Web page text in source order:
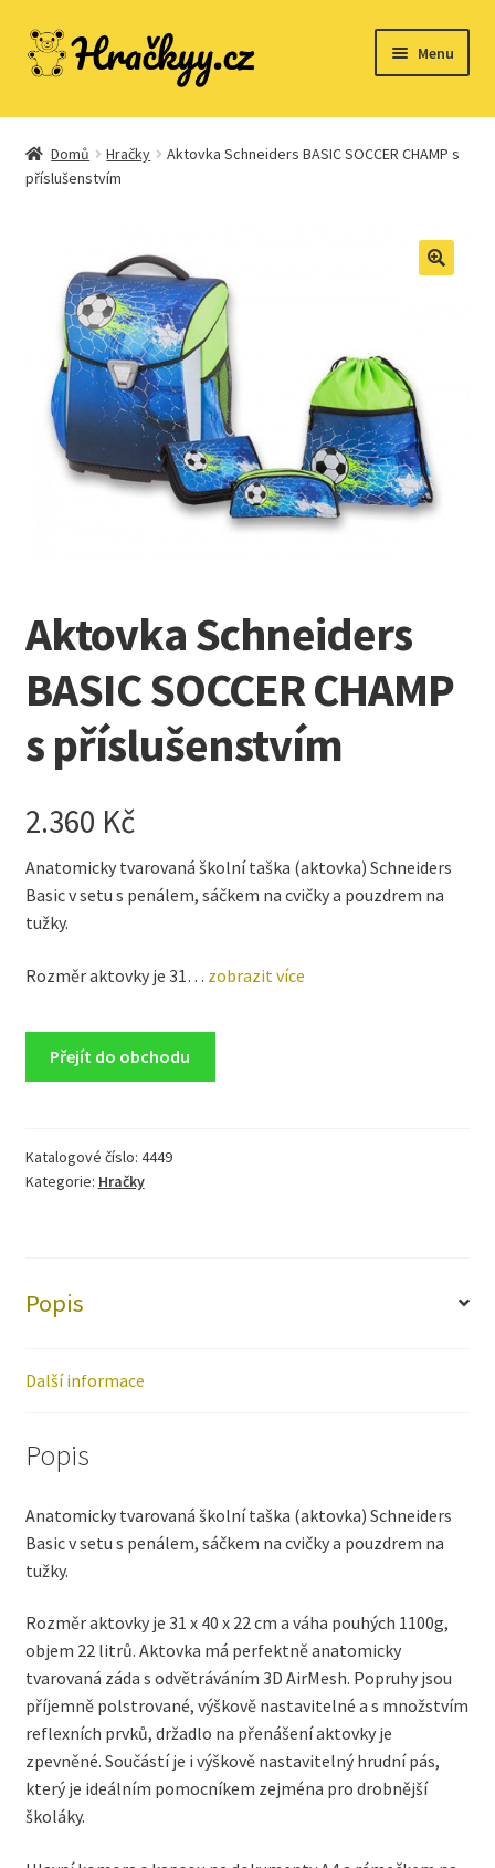
Přeskočit
na
Přejít
k
webu
Menu
Společenské hry
Stavebnice
Kreativní tvoření
Expand
child
Domů Hračky
Aktovka Schneiders BASIC SOCCER CHAMP s
příslušenstvím
Aktovka Schneiders
BASIC SOCCER CHAMP
s příslušenstvím
2.360 Kč
Anatomicky tvarovaná školní taška (aktovka) Schneiders
Basic v setu s penálem, sáčkem na cvičky a pouzdrem na
tužky.
Rozměr aktovky je 31… zobrazit více
Přejít do obchodu
Katalogové číslo: 4449
Kategorie: Hračky
Popis
Další informace
Popis
Anatomicky tvarovaná školní taška (aktovka) Schneiders
Basic v setu s penálem, sáčkem na cvičky a pouzdrem na
tužky.
Rozměr aktovky je 31 x 40 x 22 cm a váha pouhých 1100g,
objem 22 litrů. Aktovka má perfektně anatomicky
tvarovaná záda s odvětráváním 3D AirMesh. Popruhy jsou
příjemně polstrované, výškově nastavitelné a s množstvím
reflexních prvků, držadlo na přenášení aktovky je
zpevněné. Součástí je i výškově nastavitelný hrudní pás,
který je ideálním pomocníkem zejména pro drobnější
školáky.